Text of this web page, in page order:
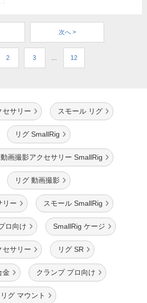
次へ >
2 3 … 12
セサリー スモール リグ
リグ SmallRig
動画撮影アクセサリー SmallRig
リグ 動画撮影
リー スモール SmallRig
ロ向け SmallRig ケージ
セサリー リグ SR
金 クランプ プロ向け
リグ マウント